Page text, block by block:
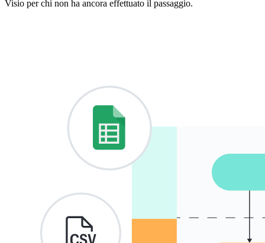
Visio per chi non ha ancora effettuato il passaggio.